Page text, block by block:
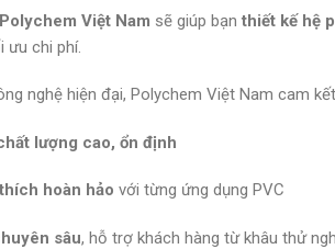
Polychem Việt Nam sẽ giúp bạn thiết kế hệ
ưu chi phí.
nghệ hiện đại, Polychem Việt Nam cam
lượng cao, ổn định
hoàn hảo với từng ứng dụng PVC
sâu, hỗ trợ khách hàng từ khâu thử